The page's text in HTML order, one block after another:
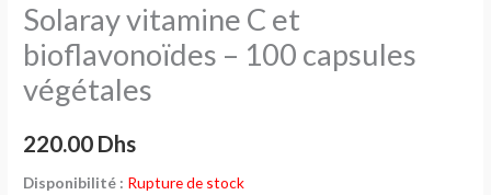
Solaray vitamine C et
bioflavonoïdes – 100 capsules
végétales
220.00 Dhs
Disponibilité : Rupture de stock